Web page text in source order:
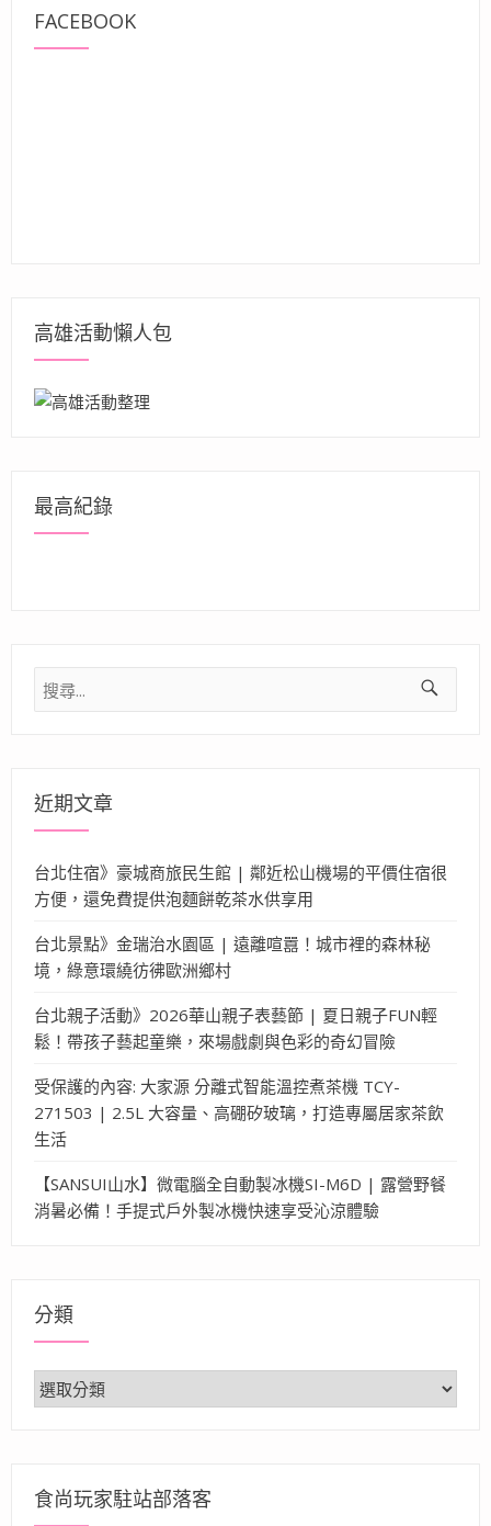
FACEBOOK
高雄活動懶人包
最高紀錄
搜
尋
近期文章
台北住宿》豪城商旅民生館 | 鄰近松山機場的平價住宿很
方便，還免費提供泡麵餅乾茶水供享用
台北景點》金瑞治水園區 | 遠離喧囂！城市裡的森林秘
境，綠意環繞彷彿歐洲鄉村
台北親子活動》2026華山親子表藝節 | 夏日親子FUN輕
鬆！帶孩子藝起童樂，來場戲劇與色彩的奇幻冒險
受保護的內容: 大家源 分離式智能溫控煮茶機 TCY-
271503 | 2.5L 大容量、高硼矽玻璃，打造專屬居家茶飲
生活
【SANSUI山水】微電腦全自動製冰機SI-M6D | 露營野餐
消暑必備！手提式戶外製冰機快速享受沁涼體驗
分類
分
類
食尚玩家駐站部落客